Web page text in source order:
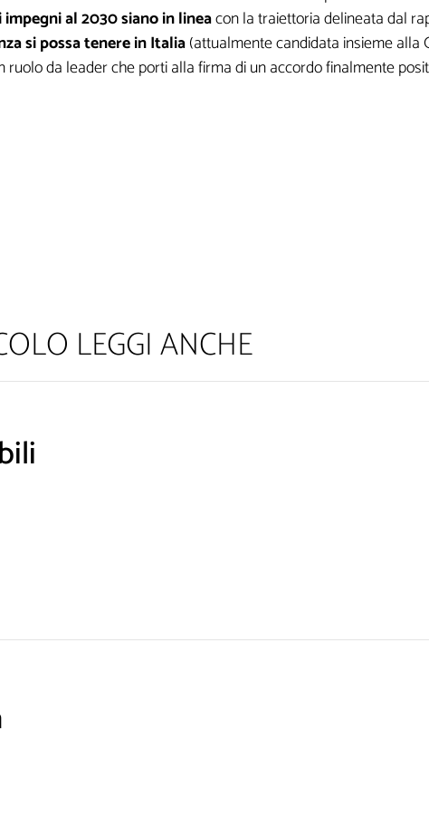
al 2030 siano in lineacon la traiettoria delineata dal
si possa tenere in Italia(attualmente candidata insieme alla
da leader che porti alla firma di un accordo finalmente
LEGGI ANCHE